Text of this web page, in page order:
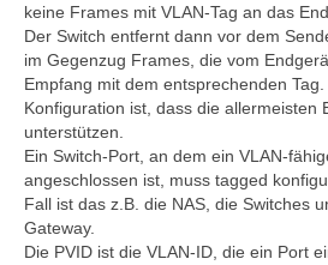
keine Frames mit VLAN-Tag an das
Der Switch entfernt dann vor dem
im Gegenzug Frames, die vom
Empfang mit dem entsprechenden
Konfiguration ist, dass die allermeisten
unterstützen.
Ein Switch-Port, an dem ein VLAN-
angeschlossen ist, muss tagged
Fall ist das z.B. die NAS, die Switches
Gateway.
Die PVID ist die VLAN-ID, die ein Port